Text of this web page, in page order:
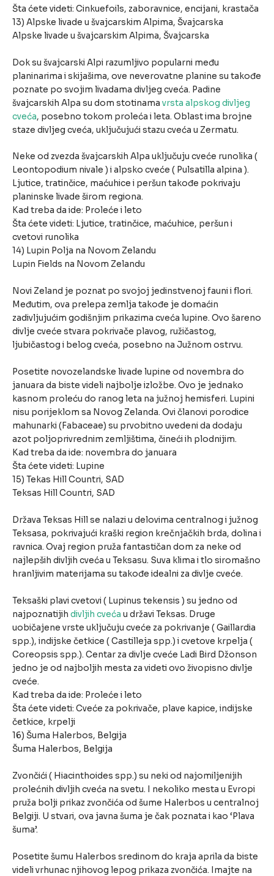
Šta ćete videti: Cinkuefoils, zaboravnice, encijani, krastača
13) Alpske livade u švajcarskim Alpima, Švajcarska
Alpske livade u švajcarskim Alpima, Švajcarska
Dok su švajcarski Alpi razumljivo popularni među
planinarima i skijašima, ove neverovatne planine su takođe
poznate po svojim livadama divljeg cveća. Padine
švajcarskih Alpa su dom stotinama vrsta alpskog divljeg
cveća, posebno tokom proleća i leta. Oblast ima brojne
staze divljeg cveća, uključujući stazu cveća u Zermatu.
Neke od zvezda švajcarskih Alpa uključuju cveće runolika (
Leontopodium nivale ) i alpsko cveće ( Pulsatilla alpina ).
Ljutice, tratinčice, maćuhice i peršun takođe pokrivaju
planinske livade širom regiona.
Kad treba da ide: Proleće i leto
Šta ćete videti: Ljutice, tratinčice, maćuhice, peršun i
cvetovi runolika
14) Lupin Polja na Novom Zelandu
Lupin Fields na Novom Zelandu
Novi Zeland je poznat po svojoj jedinstvenoj fauni i flori.
Međutim, ova prelepa zemlja takođe je domaćin
zadivljujućim godišnjim prikazima cveća lupine. Ovo šareno
divlje cveće stvara pokrivače plavog, ružičastog,
ljubičastog i belog cveća, posebno na Južnom ostrvu.
Posetite novozelandske livade lupine od novembra do
januara da biste videli najbolje izložbe. Ovo je jednako
kasnom proleću do ranog leta na južnoj hemisferi. Lupini
nisu porijeklom sa Novog Zelanda. Ovi članovi porodice
mahunarki (Fabaceae) su prvobitno uvedeni da dodaju
azot poljoprivrednim zemljištima, čineći ih plodnijim.
Kad treba da ide: novembra do januara
Šta ćete videti: Lupine
15) Tekas Hill Countri, SAD
Teksas Hill Countri, SAD
Država Teksas Hill se nalazi u delovima centralnog i južnog
Teksasa, pokrivajući kraški region krečnjačkih brda, dolina i
ravnica. Ovaj region pruža fantastičan dom za neke od
najlepših divljih cveća u Teksasu. Suva klima i tlo siromašno
hranljivim materijama su takođe idealni za divlje cveće.
Teksaški plavi cvetovi ( Lupinus tekensis ) su jedno od
najpoznatijih divljih cveća u državi Teksas. Druge
uobičajene vrste uključuju cveće za pokrivanje ( Gaillardia
spp.), indijske četkice ( Castilleja spp.) i cvetove krpelja (
Coreopsis spp.). Centar za divlje cveće Ladi Bird Džonson
jedno je od najboljih mesta za videti ovo živopisno divlje
cveće.
Kad treba da ide: Proleće i leto
Šta ćete videti: Cveće za pokrivače, plave kapice, indijske
četkice, krpelji
16) Šuma Halerbos, Belgija
Šuma Halerbos, Belgija
Zvončići ( Hiacinthoides spp.) su neki od najomiljenijih
prolećnih divljih cveća na svetu. I nekoliko mesta u Evropi
pruža bolji prikaz zvončića od šume Halerbos u centralnoj
Belgiji. U stvari, ova javna šuma je čak poznata i kao ‘Plava
šuma’.
Posetite šumu Halerbos sredinom do kraja aprila da biste
videli vrhunac njihovog lepog prikaza zvončića. Imajte na